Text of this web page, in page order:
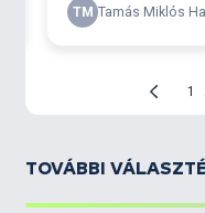
TOVÁBBI